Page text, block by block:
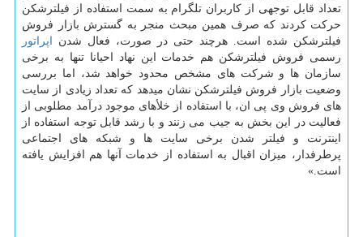
تعداد قابل توجهی از كاربران تلگرام به سمت استفاده از فیلترشكن
حركت كردند كه صرف همین مبحث منجر به گسترش بازار فروش
فیلترشكن شده است. هرچند حتی در صورت، فعال شدن
اپراتور
رسمی فروش فیلترشكن هم خدمات این نهاد احیانا تنها به برخی
سازمان ها و شركت های مشخص محدود خواهد شد، اما بررسی
وضعیت بازار فروش فیلترشكن نشان میدهد كه تعداد زیادی از سایت
های فروش وی پی ان، با استفاده از خلأهای موجود درآمد مطلوبی از
فعالیت در این بخش به جیب می زنند و با رشد قابل توجه استفاده از
اینترنت و فیلتر شدن برخی سایت ها و شبكه های اجتماعی
پرطرفدار، میزان اقبال به استفاده از خدمات آنها هم افزایش یافته
است.»